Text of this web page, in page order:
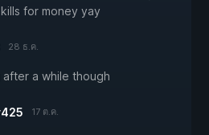
for money yay
28 ธ.ค.
a while though
17 ต.ค.